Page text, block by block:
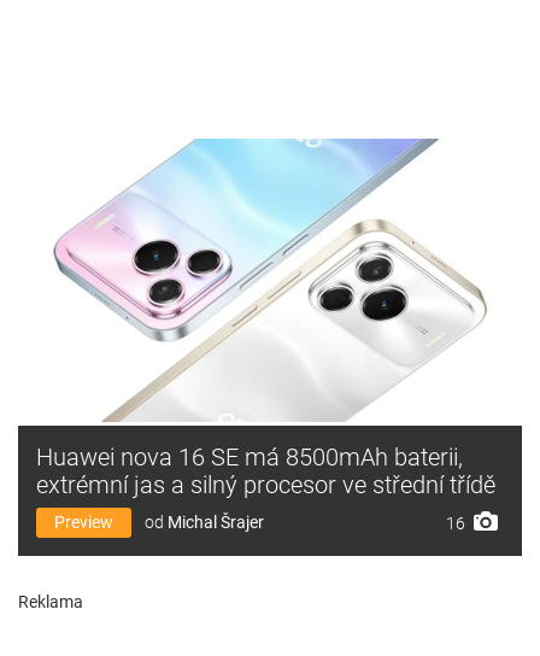
Huawei nova 16 SE má 8500mAh baterii,
extrémní jas a silný procesor ve střední třídě
Preview od Michal Šrajer 16
Reklama